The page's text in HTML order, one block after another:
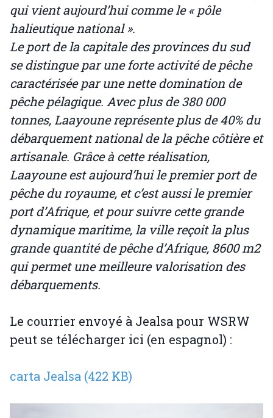
qui vient aujourd’hui comme le « pôle
halieutique national ».
Le port de la capitale des provinces du sud
se distingue par une forte activité de pêche
caractérisée par une nette domination de
pêche pélagique. Avec plus de 380 000
tonnes, Laayoune représente plus de 40% du
débarquement national de la pêche côtière et
artisanale. Grâce à cette réalisation,
Laayoune est aujourd’hui le premier port de
pêche du royaume, et c’est aussi le premier
port d’Afrique, et pour suivre cette grande
dynamique maritime, la ville reçoit la plus
grande quantité de pêche d’Afrique, 8600 m2
qui permet une meilleure valorisation des
débarquements.
Le courrier envoyé à Jealsa pour WSRW
peut se télécharger ici (en espagnol) :
carta Jealsa (422 KB)